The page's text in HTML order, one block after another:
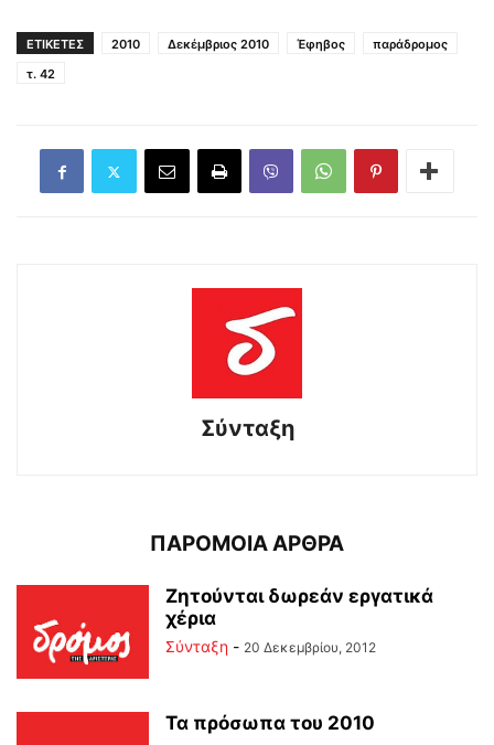
ΕΤΙΚΕΤΕΣ 2010 Δεκέμβριος 2010 Έφηβος
παράδρομος
τ. 42
Σύνταξη
ΠΑΡΟΜΟΙΑ ΑΡΘΡΑ
Ζητούνται δωρεάν εργατικά
χέρια
Σύνταξη - 20 Δεκεμβρίου, 2012
Τα πρόσωπα του 2010